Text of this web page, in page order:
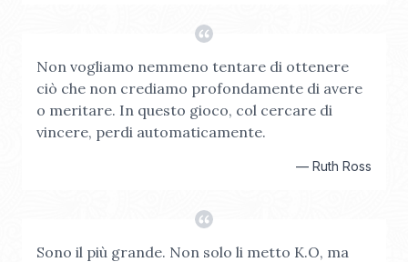
Non vogliamo nemmeno tentare di ottenere
ciò che non crediamo profondamente di avere
o meritare. In questo gioco, col cercare di
vincere, perdi automaticamente.
— Ruth Ross
Sono il più grande. Non solo li metto K.O, ma